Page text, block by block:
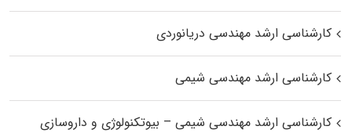
کارشناسی ارشد مهندسی دریانوردی
کارشناسی ارشد مهندسی شیمی
کارشناسی ارشد مهندسی شیمی – بیوتکنولوژی و داروسازی